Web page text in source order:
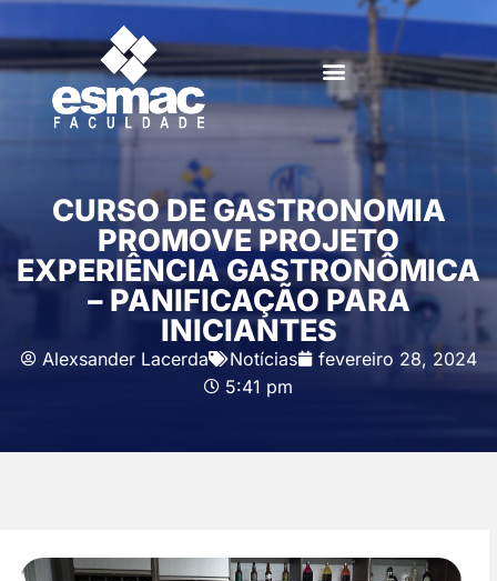
CURSO DE GASTRONOMIA
PROMOVE PROJETO
EXPERIÊNCIA GASTRONÔMICA
– PANIFICAÇÃO PARA
INICIANTES
Alexsander Lacerda Notícias
fevereiro 28, 2024
5:41 pm